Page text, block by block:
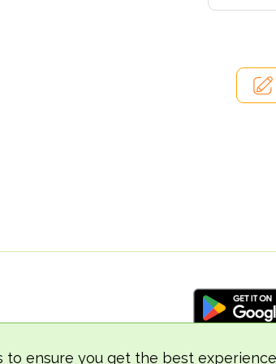
to ensure you get the best